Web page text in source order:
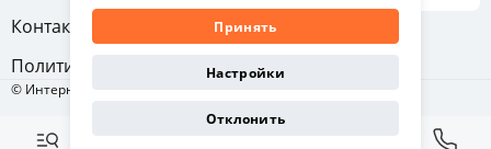
Контакты
Политика конфиденциальности
© Интернет-магазин «Отличная мебель», 2011-2026
Принять
Настройки
Отклонить